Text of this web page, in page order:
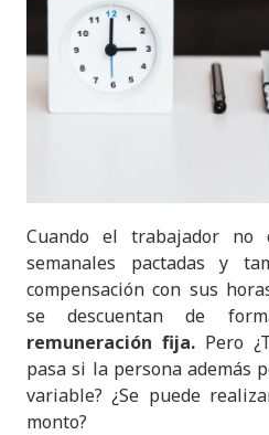
Cuando el trabajador no
semanales pactadas y
compensación con sus
se descuentan de
remuneración fija.Pero
pasa si la persona además
variable? ¿Se puede
monto?